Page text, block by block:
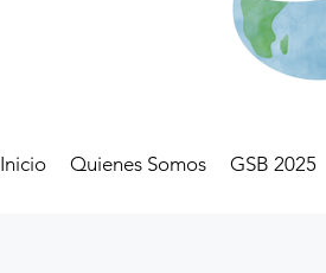
Inicio Quienes Somos GSB 2025